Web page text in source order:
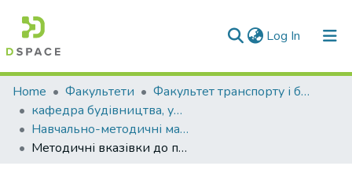
Log In (current)
Communities & Collections
All of DSpace
Statistics
Home Факультети
Факультет транспорту і будівництва
кафедра будівництва, урбаністики та просторового планування
Навчально-методичні матеріали (КБУтаПП)
Методичні вказівки до практичних занять з дисципліни «Металеві конструкції» для здобувачів вищої освіти спеціальності 192 «Будівництво та цивільна інженерія» (в 3-x частинах). Частина 1. Визначення міцнісних та жорсткісних характеристик металевих конструкцій. Визначення навантажень на конструкції будівель та споруд.